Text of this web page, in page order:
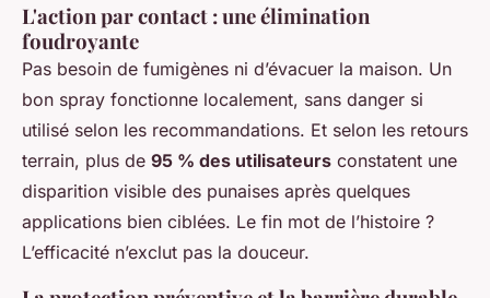
L'action par contact : une élimination
foudroyante
Pas besoin de fumigènes ni d’évacuer la maison. Un
bon spray fonctionne localement, sans danger si
utilisé selon les recommandations. Et selon les retours
terrain, plus de 95 % des utilisateurs constatent une
disparition visible des punaises après quelques
applications bien ciblées. Le fin mot de l’histoire ?
L’efficacité n’exclut pas la douceur.